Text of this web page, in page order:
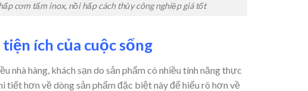
cơm tấm inox, nồi hấp cách thủy công nghiệp giá tốt
ích của cuộc sống
nhà hàng, khách sạn do sản phẩm có nhiều tính năng thực
hơn về dòng sản phẩm đặc biệt này để hiểu rõ hơn về